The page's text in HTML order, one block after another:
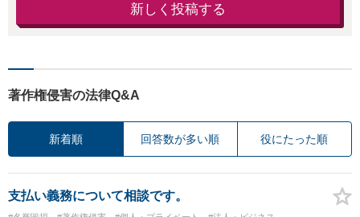
新しく投稿する
著作権侵害の法律Q&A
新着順 回答数が多い順 役にたった順
支払い義務について相談です。